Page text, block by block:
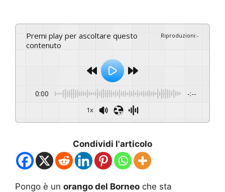
Premi play per ascoltare questo
contenuto
Riproduzioni:-
0:00 -:--
1x
Condividi l'articolo
Pongo è un orango del Borneo che sta